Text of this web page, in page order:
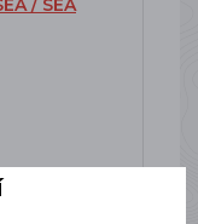
/ SEA